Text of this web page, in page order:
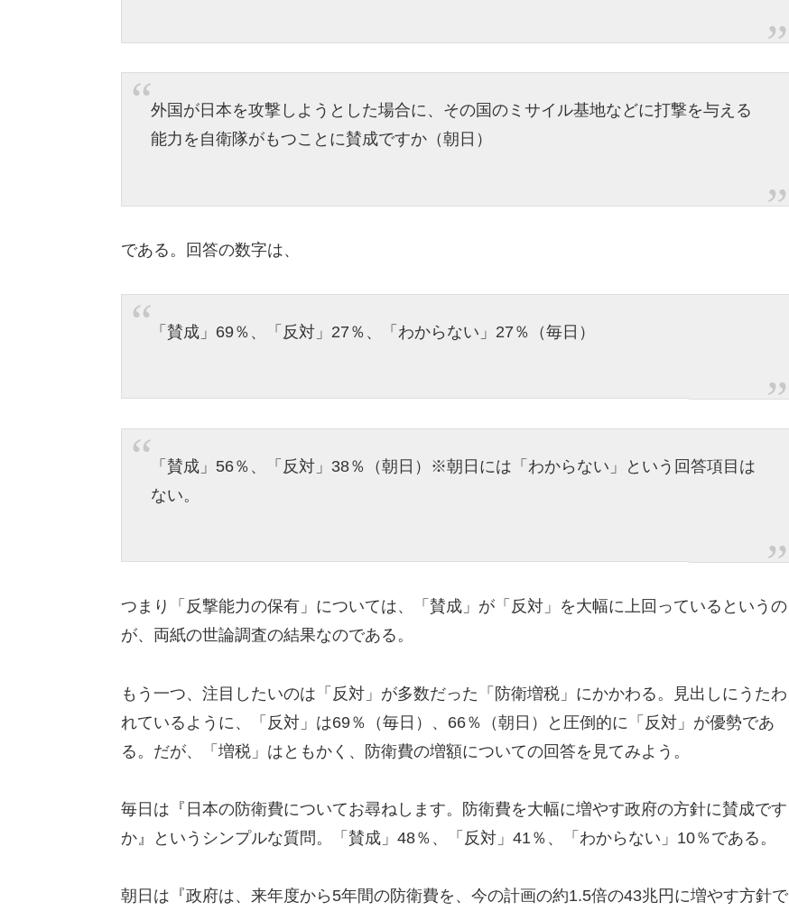
外国が日本を攻撃しようとした場合に、その国のミサイル基地などに打撃を与える
能力を自衛隊がもつことに賛成ですか（朝日）
である。回答の数字は、
「賛成」69％、「反対」27％、「わからない」27％（毎日）
「賛成」56％、「反対」38％（朝日）※朝日には「わからない」という回答項目は
ない。
つまり「反撃能力の保有」については、「賛成」が「反対」を大幅に上回っているというの
が、両紙の世論調査の結果なのである。
もう一つ、注目したいのは「反対」が多数だった「防衛増税」にかかわる。見出しにうたわ
れているように、「反対」は69％（毎日）、66％（朝日）と圧倒的に「反対」が優勢であ
る。だが、「増税」はともかく、防衛費の増額についての回答を見てみよう。
毎日は『日本の防衛費についてお尋ねします。防衛費を大幅に増やす政府の方針に賛成です
か』というシンプルな質問。「賛成」48％、「反対」41％、「わからない」10％である。
朝日は『政府は、来年度から5年間の防衛費を、今の計画の約1.5倍の43兆円に増やす方針で